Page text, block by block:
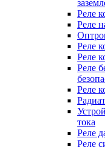
Реле
Реле
Реле
Реле
Реле
Реле
тока
Реле
Реле